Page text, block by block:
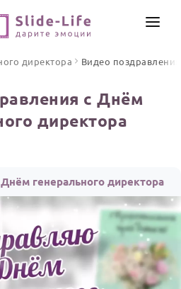
директора Видео поздравления
с Днём
директора
генерального директора